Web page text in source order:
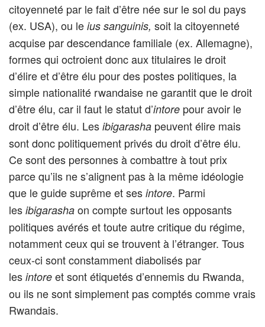
citoyenneté par le fait d’être née sur le sol du pays
(ex. USA), ou le ius sanguinis, soit la citoyenneté
acquise par descendance familiale (ex. Allemagne),
formes qui octroient donc aux titulaires le droit
d’élire et d’être élu pour des postes politiques, la
simple nationalité rwandaise ne garantit que le droit
d’être élu, car il faut le statut d’intore pour avoir le
droit d’être élu. Les ibigarasha peuvent élire mais
sont donc politiquement privés du droit d’être élu.
Ce sont des personnes à combattre à tout prix
parce qu’ils ne s’alignent pas à la même idéologie
que le guide suprême et ses intore. Parmi
les ibigarasha on compte surtout les opposants
politiques avérés et toute autre critique du régime,
notamment ceux qui se trouvent à l’étranger. Tous
ceux-ci sont constamment diabolisés par
les intore et sont étiquetés d’ennemis du Rwanda,
ou ils ne sont simplement pas comptés comme vrais
Rwandais.